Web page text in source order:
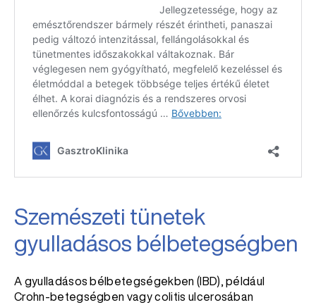
Szemészeti tünetek
gyulladásos bélbetegségben
A gyulladásos bélbetegségekben (IBD), például
Crohn-betegségben vagy colitis ulcerosában